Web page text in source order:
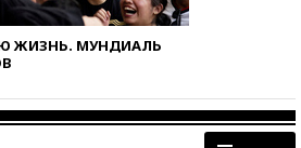
ЖИЗНЬ. МУНДИАЛЬ